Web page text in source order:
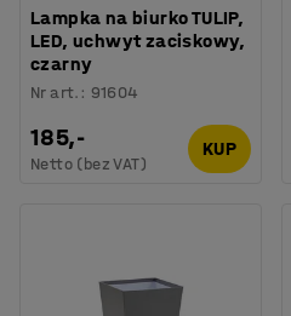
Lampka na biurko TULIP,
LED, uchwyt zaciskowy,
czarny
Nr art. : 91604
185,-
Netto (bez VAT)
KUP